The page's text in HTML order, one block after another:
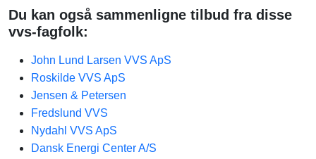
Du kan også sammenligne tilbud fra disse
vvs-fagfolk:
John Lund Larsen VVS ApS
Roskilde VVS ApS
Jensen & Petersen​
Fredslund VVS
Nydahl VVS ApS
Dansk Energi Center A/S